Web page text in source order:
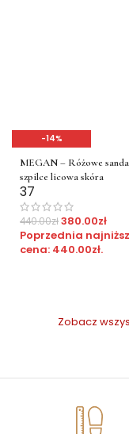
-14%
MEGAN – Różowe
szpilce licowa skóra
37
440.00zł380.00zł
Poprzednia
cena: 440.00zł.
Zobacz